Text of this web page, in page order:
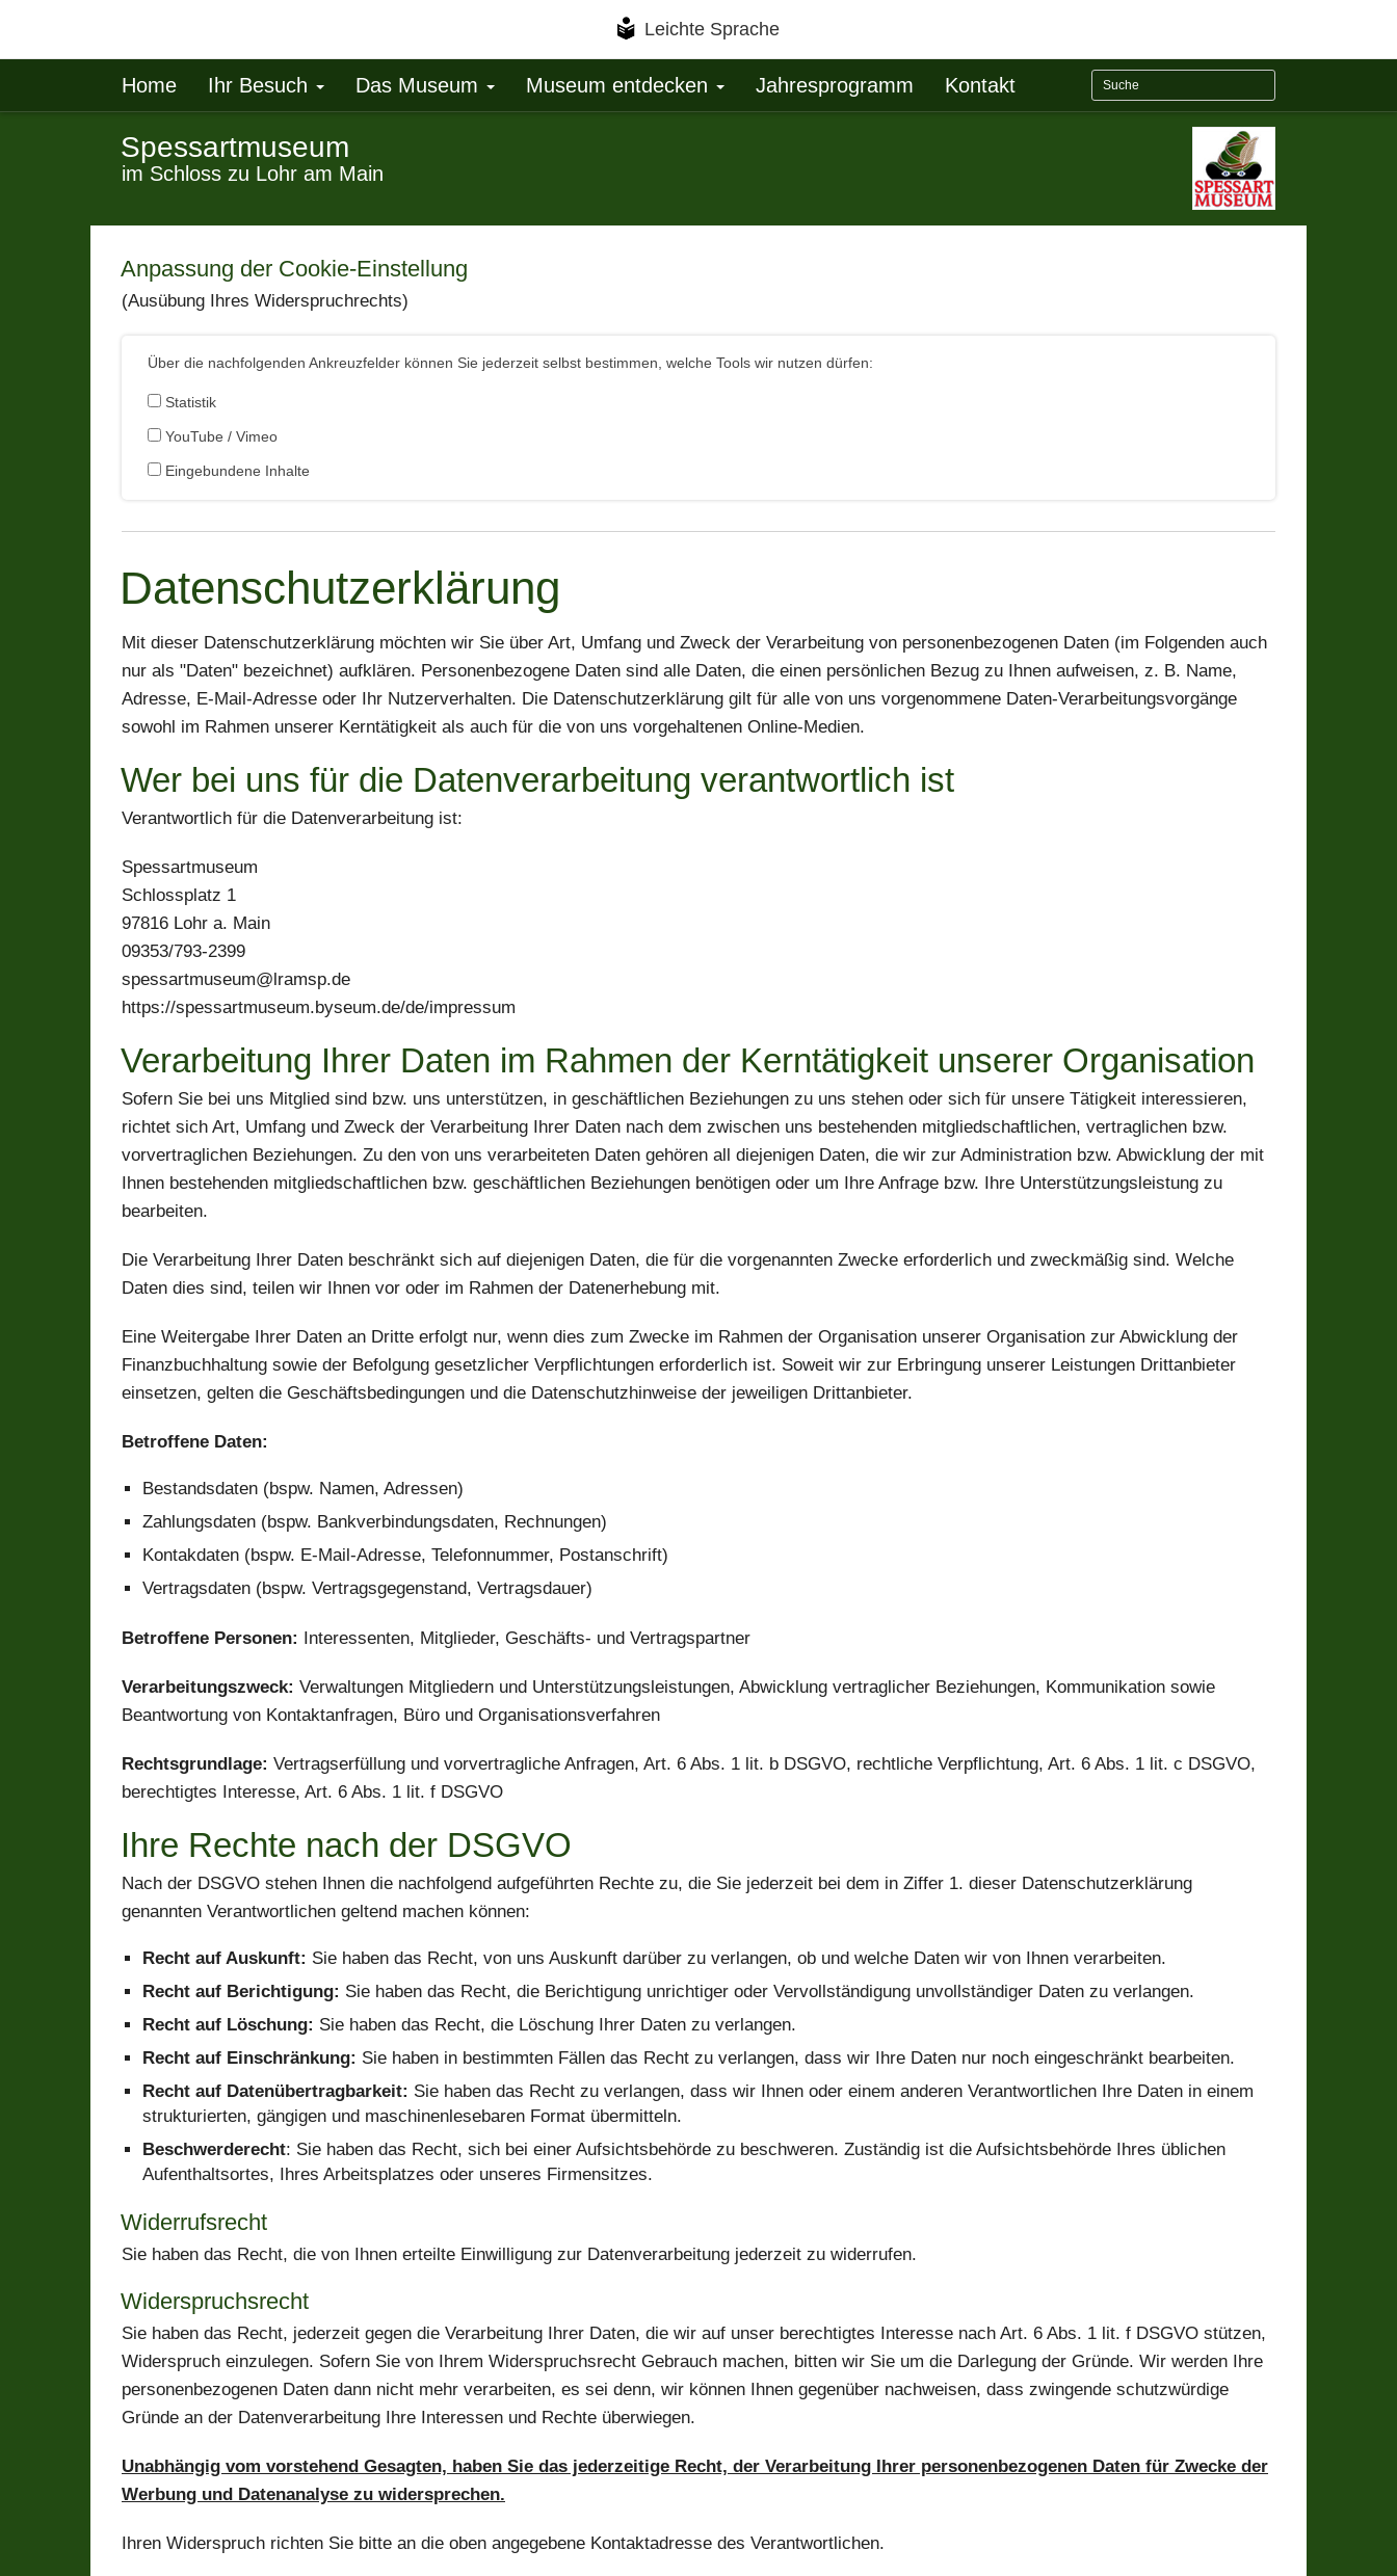
Leichte Sprache
Home Ihr Besuch Das Museum Museum entdecken Jahresprogramm Kontakt
Spessartmuseum
im Schloss zu Lohr am Main
Anpassung der Cookie-Einstellung
(Ausübung Ihres Widerspruchrechts)
Über die nachfolgenden Ankreuzfelder können Sie jederzeit selbst bestimmen, welche Tools wir nutzen dürfen:
Statistik
YouTube / Vimeo
Eingebundene Inhalte
Datenschutzerklärung
Mit dieser Datenschutzerklärung möchten wir Sie über Art, Umfang und Zweck der Verarbeitung von personenbezogenen Daten (im Folgenden auch
nur als "Daten" bezeichnet) aufklären. Personenbezogene Daten sind alle Daten, die einen persönlichen Bezug zu Ihnen aufweisen, z. B. Name,
Adresse, E-Mail-Adresse oder Ihr Nutzerverhalten. Die Datenschutzerklärung gilt für alle von uns vorgenommene Daten-Verarbeitungsvorgänge
sowohl im Rahmen unserer Kerntätigkeit als auch für die von uns vorgehaltenen Online-Medien.
Wer bei uns für die Datenverarbeitung verantwortlich ist
Verantwortlich für die Datenverarbeitung ist:
Spessartmuseum
Schlossplatz 1
97816 Lohr a. Main
09353/793-2399
spessartmuseum@lramsp.de
https://spessartmuseum.byseum.de/de/impressum
Verarbeitung Ihrer Daten im Rahmen der Kerntätigkeit unserer Organisation
Sofern Sie bei uns Mitglied sind bzw. uns unterstützen, in geschäftlichen Beziehungen zu uns stehen oder sich für unsere Tätigkeit interessieren,
richtet sich Art, Umfang und Zweck der Verarbeitung Ihrer Daten nach dem zwischen uns bestehenden mitgliedschaftlichen, vertraglichen bzw.
vorvertraglichen Beziehungen. Zu den von uns verarbeiteten Daten gehören all diejenigen Daten, die wir zur Administration bzw. Abwicklung der mit
Ihnen bestehenden mitgliedschaftlichen bzw. geschäftlichen Beziehungen benötigen oder um Ihre Anfrage bzw. Ihre Unterstützungsleistung zu
bearbeiten.
Die Verarbeitung Ihrer Daten beschränkt sich auf diejenigen Daten, die für die vorgenannten Zwecke erforderlich und zweckmäßig sind. Welche
Daten dies sind, teilen wir Ihnen vor oder im Rahmen der Datenerhebung mit.
Eine Weitergabe Ihrer Daten an Dritte erfolgt nur, wenn dies zum Zwecke im Rahmen der Organisation unserer Organisation zur Abwicklung der
Finanzbuchhaltung sowie der Befolgung gesetzlicher Verpflichtungen erforderlich ist. Soweit wir zur Erbringung unserer Leistungen Drittanbieter
einsetzen, gelten die Geschäftsbedingungen und die Datenschutzhinweise der jeweiligen Drittanbieter.
Betroffene Daten:
Bestandsdaten (bspw. Namen, Adressen)
Zahlungsdaten (bspw. Bankverbindungsdaten, Rechnungen)
Kontakdaten (bspw. E-Mail-Adresse, Telefonnummer, Postanschrift)
Vertragsdaten (bspw. Vertragsgegenstand, Vertragsdauer)
Betroffene Personen: Interessenten, Mitglieder, Geschäfts- und Vertragspartner
Verarbeitungszweck: Verwaltungen Mitgliedern und Unterstützungsleistungen, Abwicklung vertraglicher Beziehungen, Kommunikation sowie
Beantwortung von Kontaktanfragen, Büro und Organisationsverfahren
Rechtsgrundlage: Vertragserfüllung und vorvertragliche Anfragen, Art. 6 Abs. 1 lit. b DSGVO, rechtliche Verpflichtung, Art. 6 Abs. 1 lit. c DSGVO,
berechtigtes Interesse, Art. 6 Abs. 1 lit. f DSGVO
Ihre Rechte nach der DSGVO
Nach der DSGVO stehen Ihnen die nachfolgend aufgeführten Rechte zu, die Sie jederzeit bei dem in Ziffer 1. dieser Datenschutzerklärung
genannten Verantwortlichen geltend machen können:
Recht auf Auskunft: Sie haben das Recht, von uns Auskunft darüber zu verlangen, ob und welche Daten wir von Ihnen verarbeiten.
Recht auf Berichtigung: Sie haben das Recht, die Berichtigung unrichtiger oder Vervollständigung unvollständiger Daten zu verlangen.
Recht auf Löschung: Sie haben das Recht, die Löschung Ihrer Daten zu verlangen.
Recht auf Einschränkung: Sie haben in bestimmten Fällen das Recht zu verlangen, dass wir Ihre Daten nur noch eingeschränkt bearbeiten.
Recht auf Datenübertragbarkeit: Sie haben das Recht zu verlangen, dass wir Ihnen oder einem anderen Verantwortlichen Ihre Daten in einem
strukturierten, gängigen und maschinenlesebaren Format übermitteln.
Beschwerderecht: Sie haben das Recht, sich bei einer Aufsichtsbehörde zu beschweren. Zuständig ist die Aufsichtsbehörde Ihres üblichen
Aufenthaltsortes, Ihres Arbeitsplatzes oder unseres Firmensitzes.
Widerrufsrecht
Sie haben das Recht, die von Ihnen erteilte Einwilligung zur Datenverarbeitung jederzeit zu widerrufen.
Widerspruchsrecht
Sie haben das Recht, jederzeit gegen die Verarbeitung Ihrer Daten, die wir auf unser berechtigtes Interesse nach Art. 6 Abs. 1 lit. f DSGVO stützen,
Widerspruch einzulegen. Sofern Sie von Ihrem Widerspruchsrecht Gebrauch machen, bitten wir Sie um die Darlegung der Gründe. Wir werden Ihre
personenbezogenen Daten dann nicht mehr verarbeiten, es sei denn, wir können Ihnen gegenüber nachweisen, dass zwingende schutzwürdige
Gründe an der Datenverarbeitung Ihre Interessen und Rechte überwiegen.
Unabhängig vom vorstehend Gesagten, haben Sie das jederzeitige Recht, der Verarbeitung Ihrer personenbezogenen Daten für Zwecke der
Werbung und Datenanalyse zu widersprechen.
Ihren Widerspruch richten Sie bitte an die oben angegebene Kontaktadresse des Verantwortlichen.